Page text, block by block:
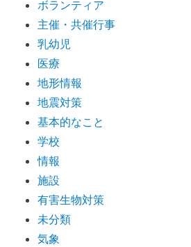
ボランティア
主催・共催行事
乳幼児
医療
地形情報
地震対策
基本的なこと
学校
情報
施設
有害生物対策
未分類
気象